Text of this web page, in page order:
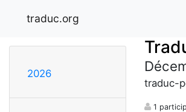
traduc.org
2026
traduc-
1